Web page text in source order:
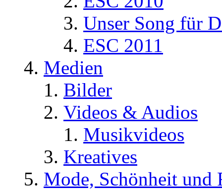
Unser Song für
ESC 2011
Medien
Bilder
Videos & Audios
Musikvideos
Kreatives
Mode, Schönheit und